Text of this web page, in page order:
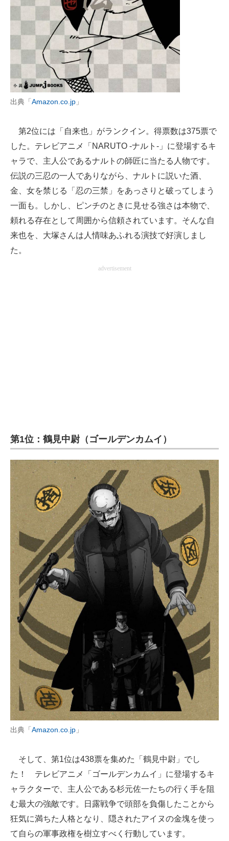
出典「 Amazon.co.jp 」
第2位には「自来也」がランクイン。得票数は375票で
した。テレビアニメ「NARUTO -ナルト-」に登場するキ
ャラで、主人公であるナルトの師匠に当たる人物です。
伝説の三忍の一人でありながら、ナルトに説いた酒、
金、女を禁じる「忍の三禁」をあっさりと破ってしまう
一面も。しかし、ピンチのときに見せる強さは本物で、
頼れる存在として周囲から信頼されています。そんな自
来也を、大塚さんは人情味あふれる演技で好演しまし
た。
advertisement
第1位：鶴見中尉（ゴールデンカムイ）
出典「 Amazon.co.jp 」
そして、第1位は438票を集めた「鶴見中尉」でし
た！ テレビアニメ「ゴールデンカムイ」に登場するキ
ャラクターで、主人公である杉元佐一たちの行く手を阻
む最大の強敵です。日露戦争で頭部を負傷したことから
狂気に満ちた人格となり、隠されたアイヌの金塊を使っ
て自らの軍事政権を樹立すべく行動しています。